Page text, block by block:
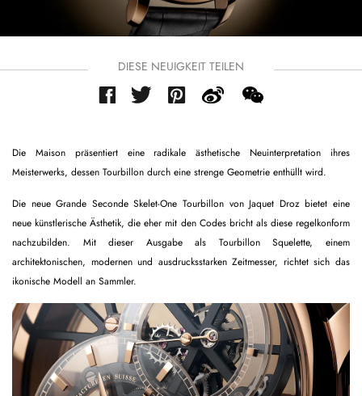
DIESE NEUIGKEIT TEILEN
Die Maison präsentiert eine radikale ästhetische Neuinterpretation ihres
Meisterwerks, dessen Tourbillon durch eine strenge Geometrie enthüllt wird.
Die neue Grande Seconde Skelet-One Tourbillon von Jaquet Droz bietet eine
neue künstlerische Ästhetik, die eher mit den Codes bricht als diese regelkonform
nachzubilden. Mit dieser Ausgabe als Tourbillon Squelette, einem
architektonischen, modernen und ausdrucksstarken Zeitmesser, richtet sich das
ikonische Modell an Sammler.